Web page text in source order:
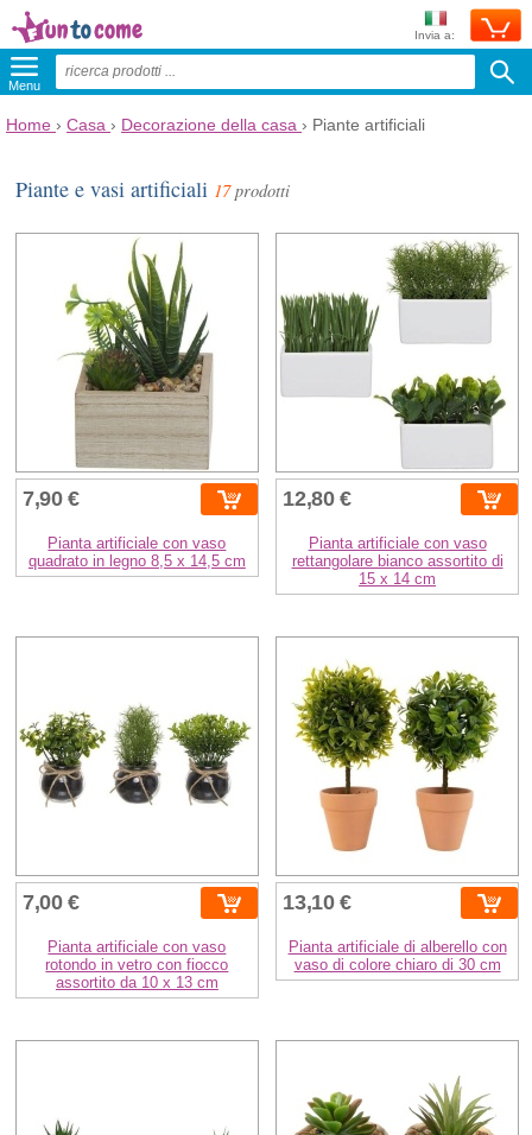
Invia a:
Menu
Home › Casa › Decorazione della casa › Piante artificiali
Piante e vasi artificiali 17prodotti
7,90 €
Pianta artificiale con vaso
quadrato in legno 8,5 x 14,5 cm
12,80 €
Pianta artificiale con vaso
rettangolare bianco assortito di
15 x 14 cm
7,00 €
Pianta artificiale con vaso
rotondo in vetro con fiocco
assortito da 10 x 13 cm
13,10 €
Pianta artificiale di alberello con
vaso di colore chiaro di 30 cm